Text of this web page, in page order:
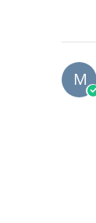
M